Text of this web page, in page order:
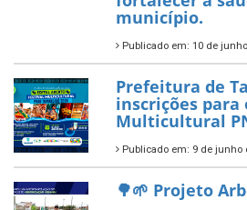
7 de novembro
ÚLTIMAS NOTÍCIAS
Tamandaré
Diamante do
segundo ano
reafirma